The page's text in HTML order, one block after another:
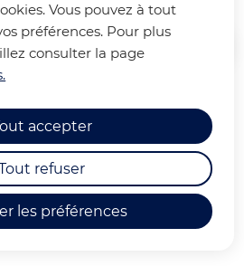
Vous pouvez à tout
préférences. Pour plus
consulter la page
les préférences
accepter
refuser
Maire